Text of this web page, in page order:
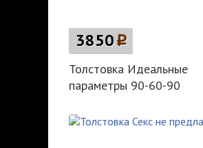
3850p
Толстовка Идеальные
параметры 90-60-90